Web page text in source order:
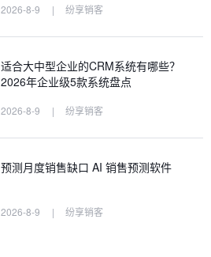
2026-8-9 | 纷享销客
适合大中型企业的CRM系统有哪些？
2026年企业级5款系统盘点
2026-8-9 | 纷享销客
预测月度销售缺口 AI 销售预测软件
2026-8-9 | 纷享销客